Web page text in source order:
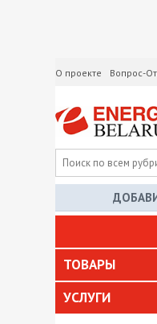
О проекте Вопрос-
ТОВАРЫ
УСЛУГИ